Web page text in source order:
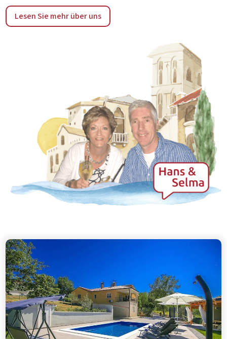
Lesen Sie mehr über uns